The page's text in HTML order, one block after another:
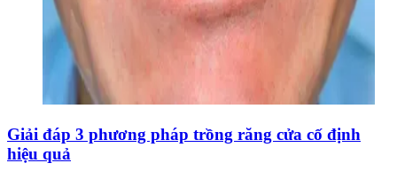
Giải đáp 3 phương pháp trồng răng cửa cố định
hiệu quả